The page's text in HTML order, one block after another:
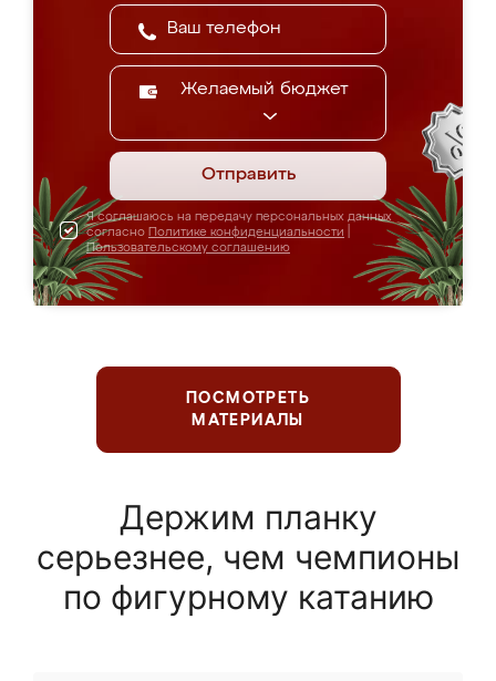
Желаемый бюджет
Отправить
Я соглашаюсь на передачу персональных данных
согласно Политике конфиденциальности
Пользовательскому соглашению
ПОСМОТРЕТЬ
МАТЕРИАЛЫ
Держим планку
серьезнее, чем чемпионы
по фигурному катанию